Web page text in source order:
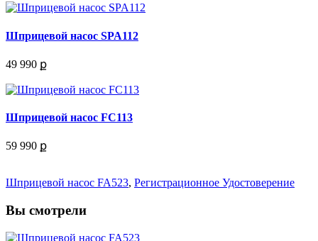
Шприцевой насос SPA112
49 990 ք
Шприцевой насос FC113
59 990 ք
Шприцевой насос FA523, Регистрационное Удостоверение
Вы смотрели